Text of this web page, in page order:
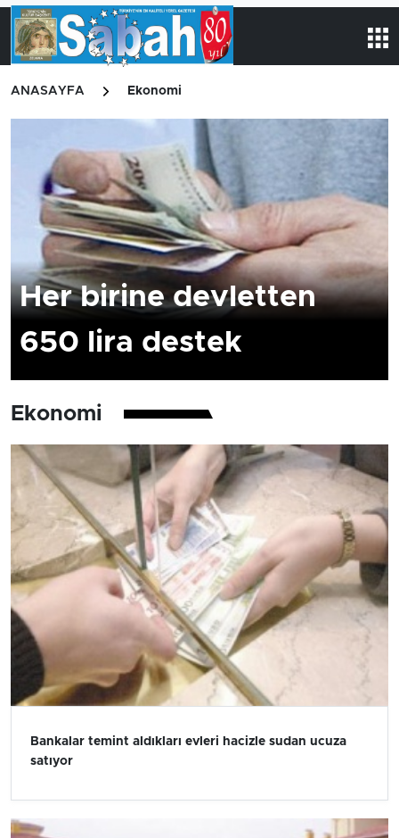
ANASAYFA Ekonomi
Her birine devletten
650 lira destek
Ekonomi
Bankalar temint aldıkları evleri hacizle sudan ucuza
satıyor